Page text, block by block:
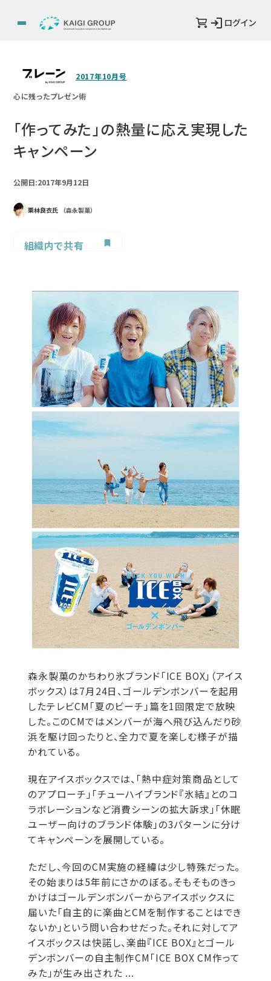
ログイン
2017年10月号
心に残ったプレゼン術
「作ってみた」の熱量に応え実現した
キャンペーン
公開日:2017年9月12日
栗林良衣氏 （森永製菓）
組織内で共有
森永製菓のかちわり氷ブランド「ICE BOX」（アイス
ボックス）は7月24日、ゴールデンボンバーを起用
したテレビCM「夏のビーチ」篇を1回限定で放映
した。このCMではメンバーが海へ飛び込んだり砂
浜を駆け回ったりと、全力で夏を楽しむ様子が描
かれている。
現在アイスボックスでは、「熱中症対策商品として
のアプローチ」「チューハイブランド『氷結』とのコ
ラボレーションなど消費シーンの拡大訴求」「休眠
ユーザー向けのブランド体験」の3パターンに分け
てキャンペーンを展開している。
ただし、今回のCM実施の経緯は少し特殊だった。
その始まりは5年前にさかのぼる。そもそものきっ
かけはゴールデンボンバーからアイスボックスに
届いた「自主的に楽曲とCMを制作することはでき
ないか」という問い合わせだった。それに対してア
イスボックスは快諾し、楽曲『ICE BOX』とゴール
デンボンバーの自主制作CM「ICE BOX CM作って
みた」が生み出された ...